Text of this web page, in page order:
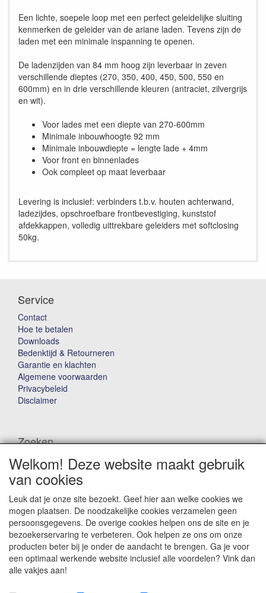
Een lichte, soepele loop met een perfect geleidelijke sluiting
kenmerken de geleider van de ariane laden. Tevens zijn de
laden met een minimale inspanning te openen.
De ladenzijden van 84 mm hoog zijn leverbaar in zeven
verschillende dieptes (270, 350, 400, 450, 500, 550 en
600mm) en in drie verschillende kleuren (antraciet, zilvergrijs
en wit).
Voor lades met een diepte van 270-600mm
Minimale inbouwhoogte 92 mm
Minimale inbouwdiepte = lengte lade + 4mm
Voor front en binnenlades
Ook compleet op maat leverbaar
Levering is inclusief: verbinders t.b.v. houten achterwand,
ladezijdes, opschroefbare frontbevestiging, kunststof
afdekkappen, volledig uittrekbare geleiders met softclosing
50kg.
Service
Contact
Hoe te betalen
Downloads
Bedenktijd & Retourneren
Garantie en klachten
Algemene voorwaarden
Privacybeleid
Disclaimer
Zoeken
Waar ben je naar op zoek?
Winkelwagen
Welkom! Deze website maakt gebruik
van cookies
Leuk dat je onze site bezoekt. Geef hier aan welke cookies we
mogen plaatsen. De noodzakelijke cookies verzamelen geen
persoonsgegevens. De overige cookies helpen ons de site en je
bezoekerservaring te verbeteren. Ook helpen ze ons om onze
producten beter bij je onder de aandacht te brengen. Ga je voor
een optimaal werkende website inclusief alle voordelen? Vink dan
alle vakjes aan!